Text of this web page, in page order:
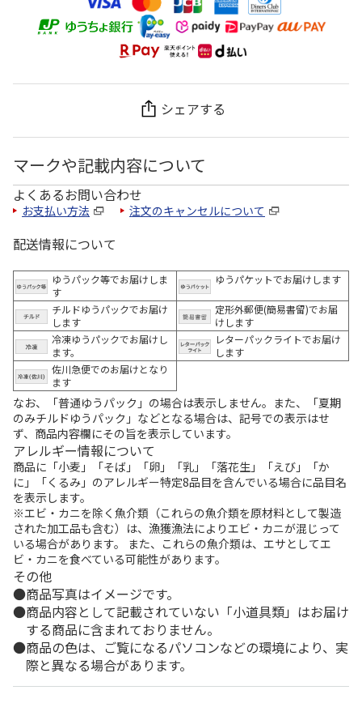
シェアする
マークや記載内容について
よくあるお問い合わせ
お支払い方法 注文のキャンセルについて
配送情報について
ゆうパック等でお届けしま
す
ゆうパケットでお届けします
チルドゆうパックでお届け
します
定形外郵便(簡易書留)でお届
けします
冷凍ゆうパックでお届けし
ます。
レターパックライトでお届け
します
佐川急便でのお届けとなり
ます
なお、「普通ゆうパック」の場合は表示しません。また、「夏期
のみチルドゆうパック」などとなる場合は、記号での表示はせ
ず、商品内容欄にその旨を表示しています。
アレルギー情報について
商品に「小麦」「そば」「卵」「乳」「落花生」「えび」「か
に」「くるみ」のアレルギー特定8品目を含んでいる場合に品目名
を表示します。
※エビ・カニを除く魚介類（これらの魚介類を原材料として製造
された加工品も含む）は、漁獲漁法によりエビ・カニが混じって
いる場合があります。 また、これらの魚介類は、エサとしてエ
ビ・カニを食べている可能性があります。
その他
商品写真はイメージです。
商品内容として記載されていない「小道具類」はお届け
する商品に含まれておりません。
商品の色は、ご覧になるパソコンなどの環境により、実
際と異なる場合があります。